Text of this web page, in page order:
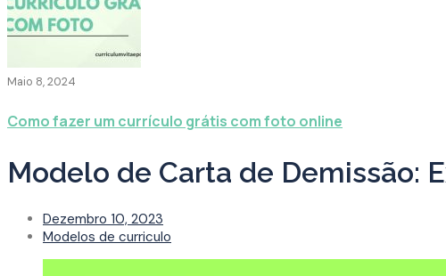
Maio 8, 2024
Como fazer um currículo grátis com foto online
Modelo de Carta de Demissão:
Dezembro 10, 2023
Modelos de curriculo